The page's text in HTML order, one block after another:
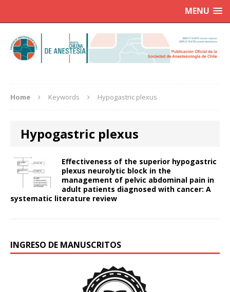
MENU
Home Keywords Hypogastric plexus
Hypogastric plexus
Effectiveness of the superior hypogastric
plexus neurolytic block in the
management of pelvic abdominal pain in
adult patients diagnosed with cancer: A
systematic literature review
INGRESO DE MANUSCRITOS